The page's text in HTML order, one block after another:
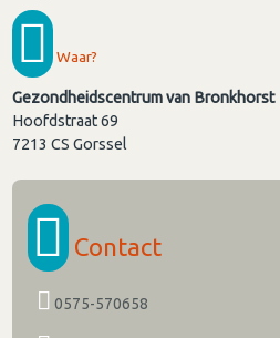
Waar?
Gezondheidscentrum van Bronkhorst
Hoofdstraat 69
7213 CS Gorssel
Contact
0575-570658